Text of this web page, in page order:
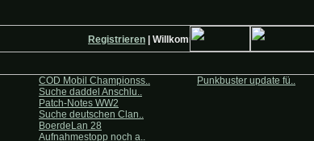
Registrieren| Willkommen auf Deutsche-Krieger.de
COD Mobil Championss..
Suche daddel Anschlu..
Patch-Notes WW2
Suche deutschen Clan..
BoerdeLan 28
Aufnahmestopp noch a..
Punkbuster update fü..